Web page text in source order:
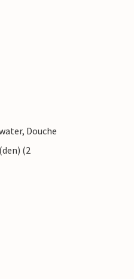
Douche
(2